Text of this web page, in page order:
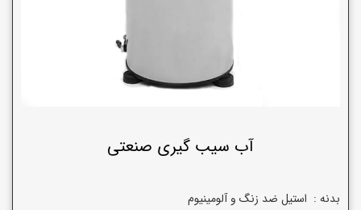
آب سیب گیری صنعتی
بدنه : استیل ضد زنگ و آلومینیوم